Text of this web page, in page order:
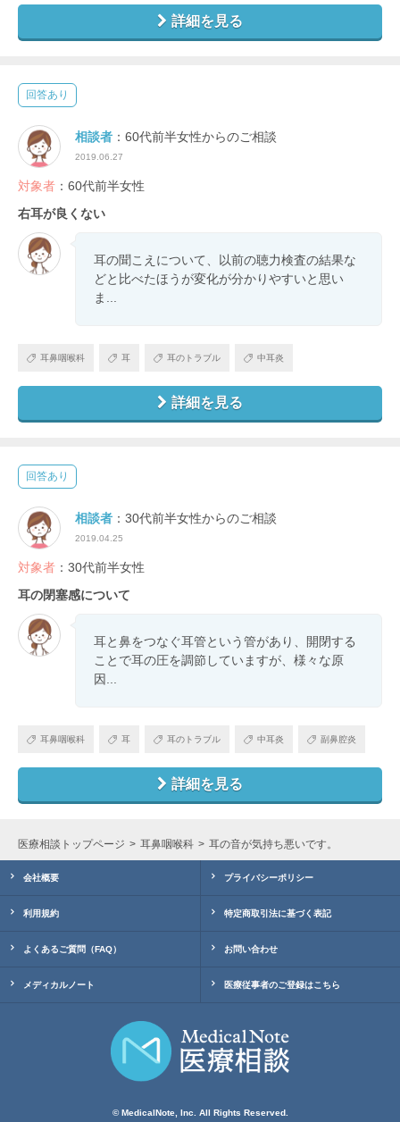
詳細を見る
回答あり
相談者 ：60代前半女性からのご相談
2019.06.27
対象者 ：60代前半女性
右耳が良くない
耳の聞こえについて、以前の聴力検査の結果な
どと比べたほうが変化が分かりやすいと思い
ま...
耳鼻咽喉科 耳 耳のトラブル 中耳炎
詳細を見る
回答あり
相談者 ：30代前半女性からのご相談
2019.04.25
対象者 ：30代前半女性
耳の閉塞感について
耳と鼻をつなぐ耳管という管があり、開閉する
ことで耳の圧を調節していますが、様々な原
因...
耳鼻咽喉科 耳 耳のトラブル 中耳炎 副鼻腔炎
詳細を見る
医療相談トップページ 耳鼻咽喉科 耳の音が気持ち悪いです。
会社概要 プライバシーポリシー
利用規約 特定商取引法に基づく表記
よくあるご質問（FAQ） お問い合わせ
メディカルノート 医療従事者のご登録はこちら
© MedicalNote, Inc. All Rights Reserved.